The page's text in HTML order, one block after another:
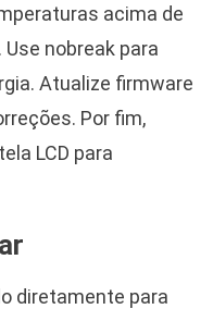
acima de
Use nobreak para
Atualize firmware
Por fim,
LCD para
diretamente para